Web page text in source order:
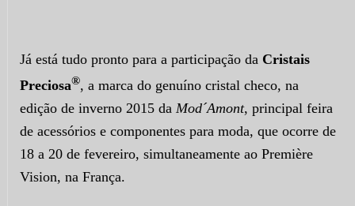
Já está tudo pronto para a participação da Cristais
Preciosa®, a marca do genuíno cristal checo, na
edição de inverno 2015 da Mod´Amont, principal feira
de acessórios e componentes para moda, que ocorre de
18 a 20 de fevereiro, simultaneamente ao Première
Vision, na França.